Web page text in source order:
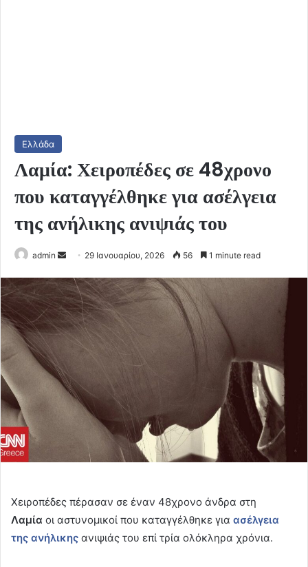
Ελλάδα
Λαμία: Χειροπέδες σε 48χρονο
που καταγγέλθηκε για ασέλγεια
της ανήλικης ανιψιάς του
admin
Send
email
29 Ιανουαρίου, 2026 56 1 minute read
Χειροπέδες πέρασαν σε έναν 48χρονο άνδρα στη
Λαμία οι αστυνομικοί που καταγγέλθηκε για ασέλγεια
της ανήλικης ανιψιάς του επί τρία ολόκληρα χρόνια.